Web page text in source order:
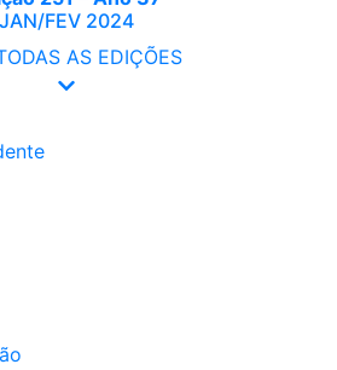
JAN/FEV 2024
AS EDIÇÕES